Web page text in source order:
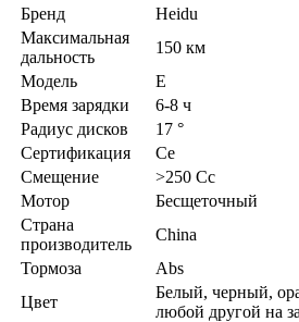
Бренд
Heidu
Максимальная
дальность
150 км
Модель
E
Время зарядки
6-8 ч
Радиус дисков
17 °
Сертификация
Ce
Смещение
>250 Cc
Мотор
Бесщеточный
Страна
производитель
China
Тормоза
Abs
Цвет
Белый, черный,
любой другой на